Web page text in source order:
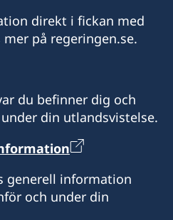
direkt i fickan med
mer på regeringen.se.
du befinner dig och
din utlandsvistelse.
generell information
och under din